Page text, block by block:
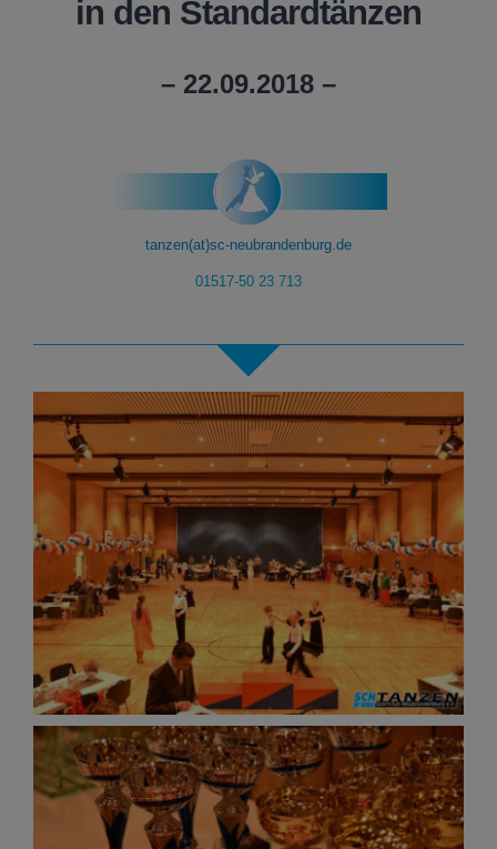
in den Standardtänzen
– 22.09.2018 –
tanzen(at)sc-neubrandenburg.de
01517-50 23 713